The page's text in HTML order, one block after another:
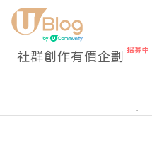
社群創作有價企劃